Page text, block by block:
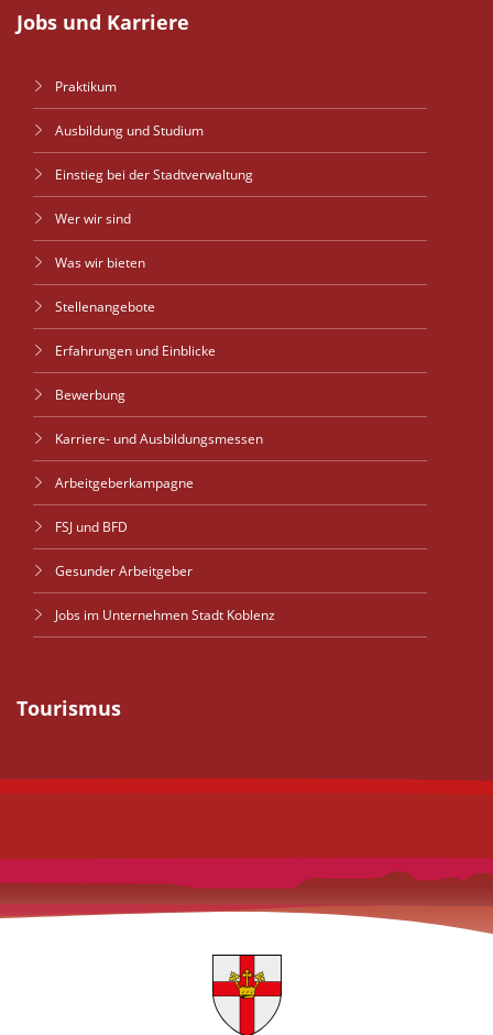
Jobs und Karriere
Praktikum
Ausbildung und Studium
Einstieg bei der Stadtverwaltung
Wer wir sind
Was wir bieten
Stellenangebote
Erfahrungen und Einblicke
Bewerbung
Karriere- und Ausbildungsmessen
Arbeitgeberkampagne
FSJ und BFD
Gesunder Arbeitgeber
Jobs im Unternehmen Stadt Koblenz
Tourismus